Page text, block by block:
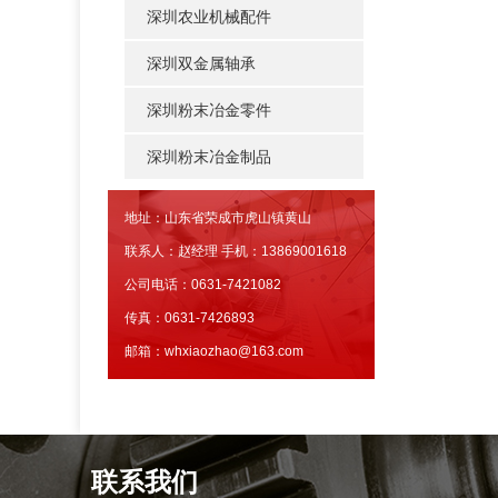
深圳农业机械配件
深圳双金属轴承
深圳粉末冶金零件
深圳粉末冶金制品
地址：山东省荣成市虎山镇黄山
联系人：赵经理 手机：13869001618
公司电话：0631-7421082
传真：0631-7426893
邮箱：whxiaozhao@163.com
联系我们